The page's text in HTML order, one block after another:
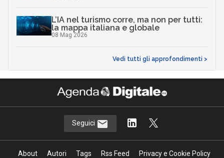
L’IA nel turismo corre, ma non per tutti:
la mappa italiana e globale
08 Mag 2026
Vedi tutti gli approfondimenti >
Seguici
About Autori Tags Rss Feed
Privacy e Cookie Policy